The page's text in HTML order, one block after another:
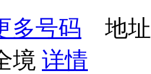
多号码 地址
境 详情